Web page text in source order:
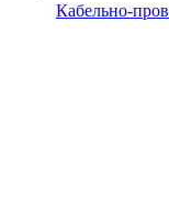
Кабельно-